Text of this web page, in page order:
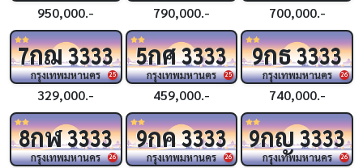
950,000.- 790,000.- 700,000.-
25
7กฌ3333
กรุงเทพมหานคร
329,000.-
25
5กศ3333
กรุงเทพมหานคร
459,000.-
26
9กธ3333
กรุงเทพมหานคร
740,000.-
26
8กฬ3333
กรุงเทพมหานคร 26
9กค3333
กรุงเทพมหานคร 26
9กญ3333
กรุงเทพมหานคร